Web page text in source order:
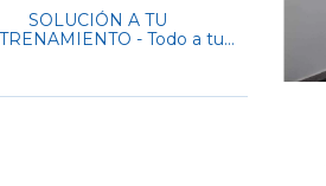
SOLUCIÓN A TU
- Todo a tu